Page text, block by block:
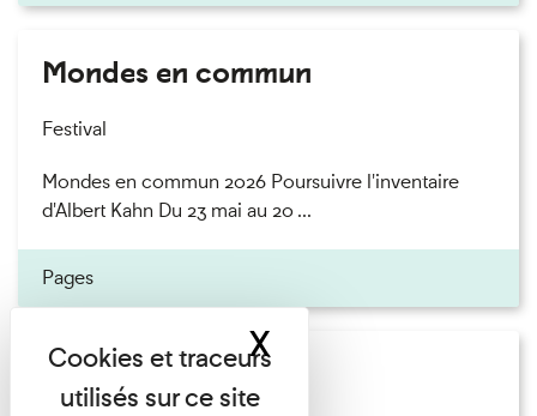
Mondes en commun
Festival
Mondes en commun 2026 Poursuivre l'inventaire
d'Albert Kahn Du 23 mai au 20 ...
Pages
Nuit des musées
XMasquer le